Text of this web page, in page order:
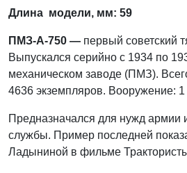
Длина модели, мм: 59
ПМЗ-А-750 — первый советский
Выпускался серийно с 1934 по
механическом заводе (ПМЗ).
4636 экземпляров. Вооружение:
Предназначался для нужд армии
службы. Пример последней
Ладыниной в фильме